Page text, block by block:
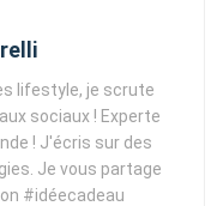
lifestyle, je scrute
sociaux ! Experte
! J'écris sur des
Je vous partage
#idéecadeau